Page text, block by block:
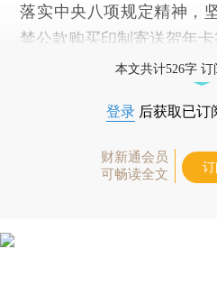
落实中央八项规定精神，
禁公款购买印制寄送贺年
本文共计526字
登录 后获取已订
财新通会员
可畅读全文